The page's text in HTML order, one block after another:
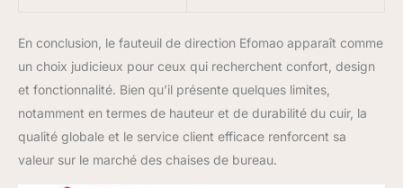
En conclusion, le fauteuil de direction Efomao apparaît comme
un choix judicieux pour ceux qui recherchent confort, design
et fonctionnalité. Bien qu’il présente quelques limites,
notamment en termes de hauteur et de durabilité du cuir, la
qualité globale et le service client efficace renforcent sa
valeur sur le marché des chaises de bureau.